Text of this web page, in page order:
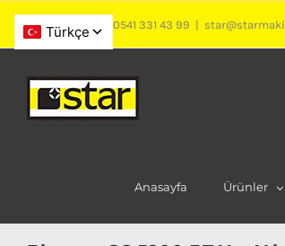
Skip
0541 376 10 93 0541 331 43 99
Anasayfa Ürünler